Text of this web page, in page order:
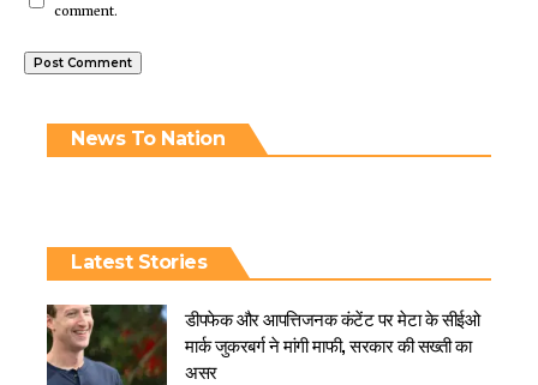
comment.
News To Nation
Latest Stories
डीपफेक और आपत्तिजनक कंटेंट पर मेटा के सीईओ
मार्क जुकरबर्ग ने मांगी माफी, सरकार की सख्ती का
असर